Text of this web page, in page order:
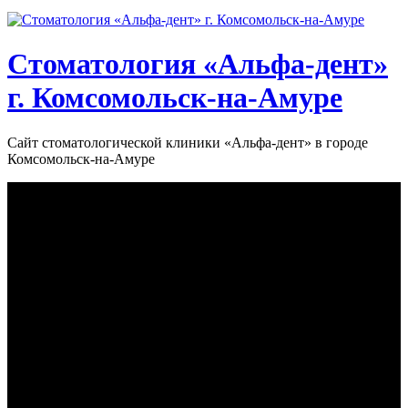
Стоматология «‎Альфа-дент»‎
г. Комсомольск-на-Амуре
Сайт стоматологической клиники «‎Альфа-дент» в городе
Комсомольск-на-Амуре